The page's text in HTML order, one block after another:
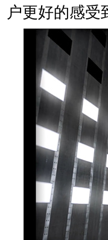
户更好的感受